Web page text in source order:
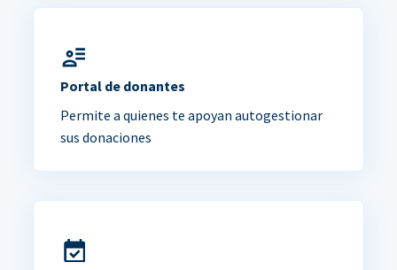
Portal de donantes
Permite a quienes te apoyan autogestionar
sus donaciones